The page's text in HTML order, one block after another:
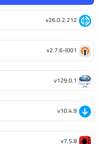
v26.0.2.212
v2.7.6-I001
v129.0.1
v10.4.9
v7.5.8